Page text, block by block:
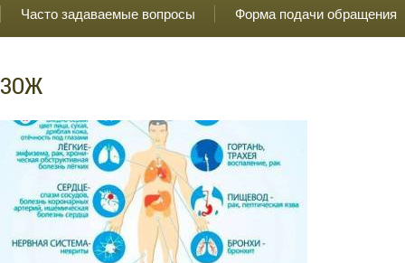
Часто задаваемые вопросы Форма подачи обращения
ЗОЖ